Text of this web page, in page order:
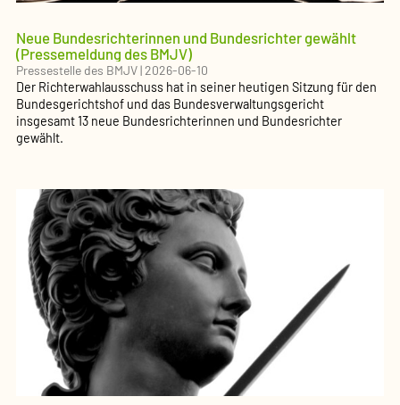
Neue Bundesrichterinnen und Bundesrichter gewählt
(Pressemeldung des BMJV)
Pressestelle des BMJV|2026-06-10
Der Richterwahlausschuss hat in seiner heutigen Sitzung für den
Bundesgerichtshof und das Bundesverwaltungsgericht
insgesamt 13 neue Bundesrichterinnen und Bundesrichter
gewählt.